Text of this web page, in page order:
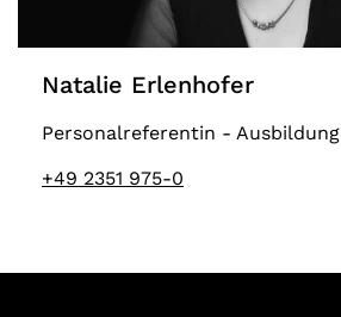
Natalie Erlenhofer
Personalreferentin - Ausbildung
+49 2351 975-0